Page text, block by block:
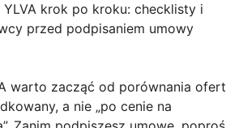
krok po kroku: checklisty i
przed podpisaniem umowy
warto zacząć od porównania ofert
a nie „po cenie na